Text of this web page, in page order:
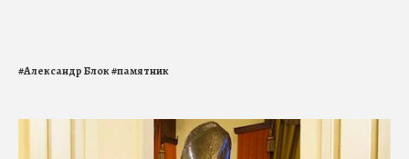
#Александр Блок#памятник